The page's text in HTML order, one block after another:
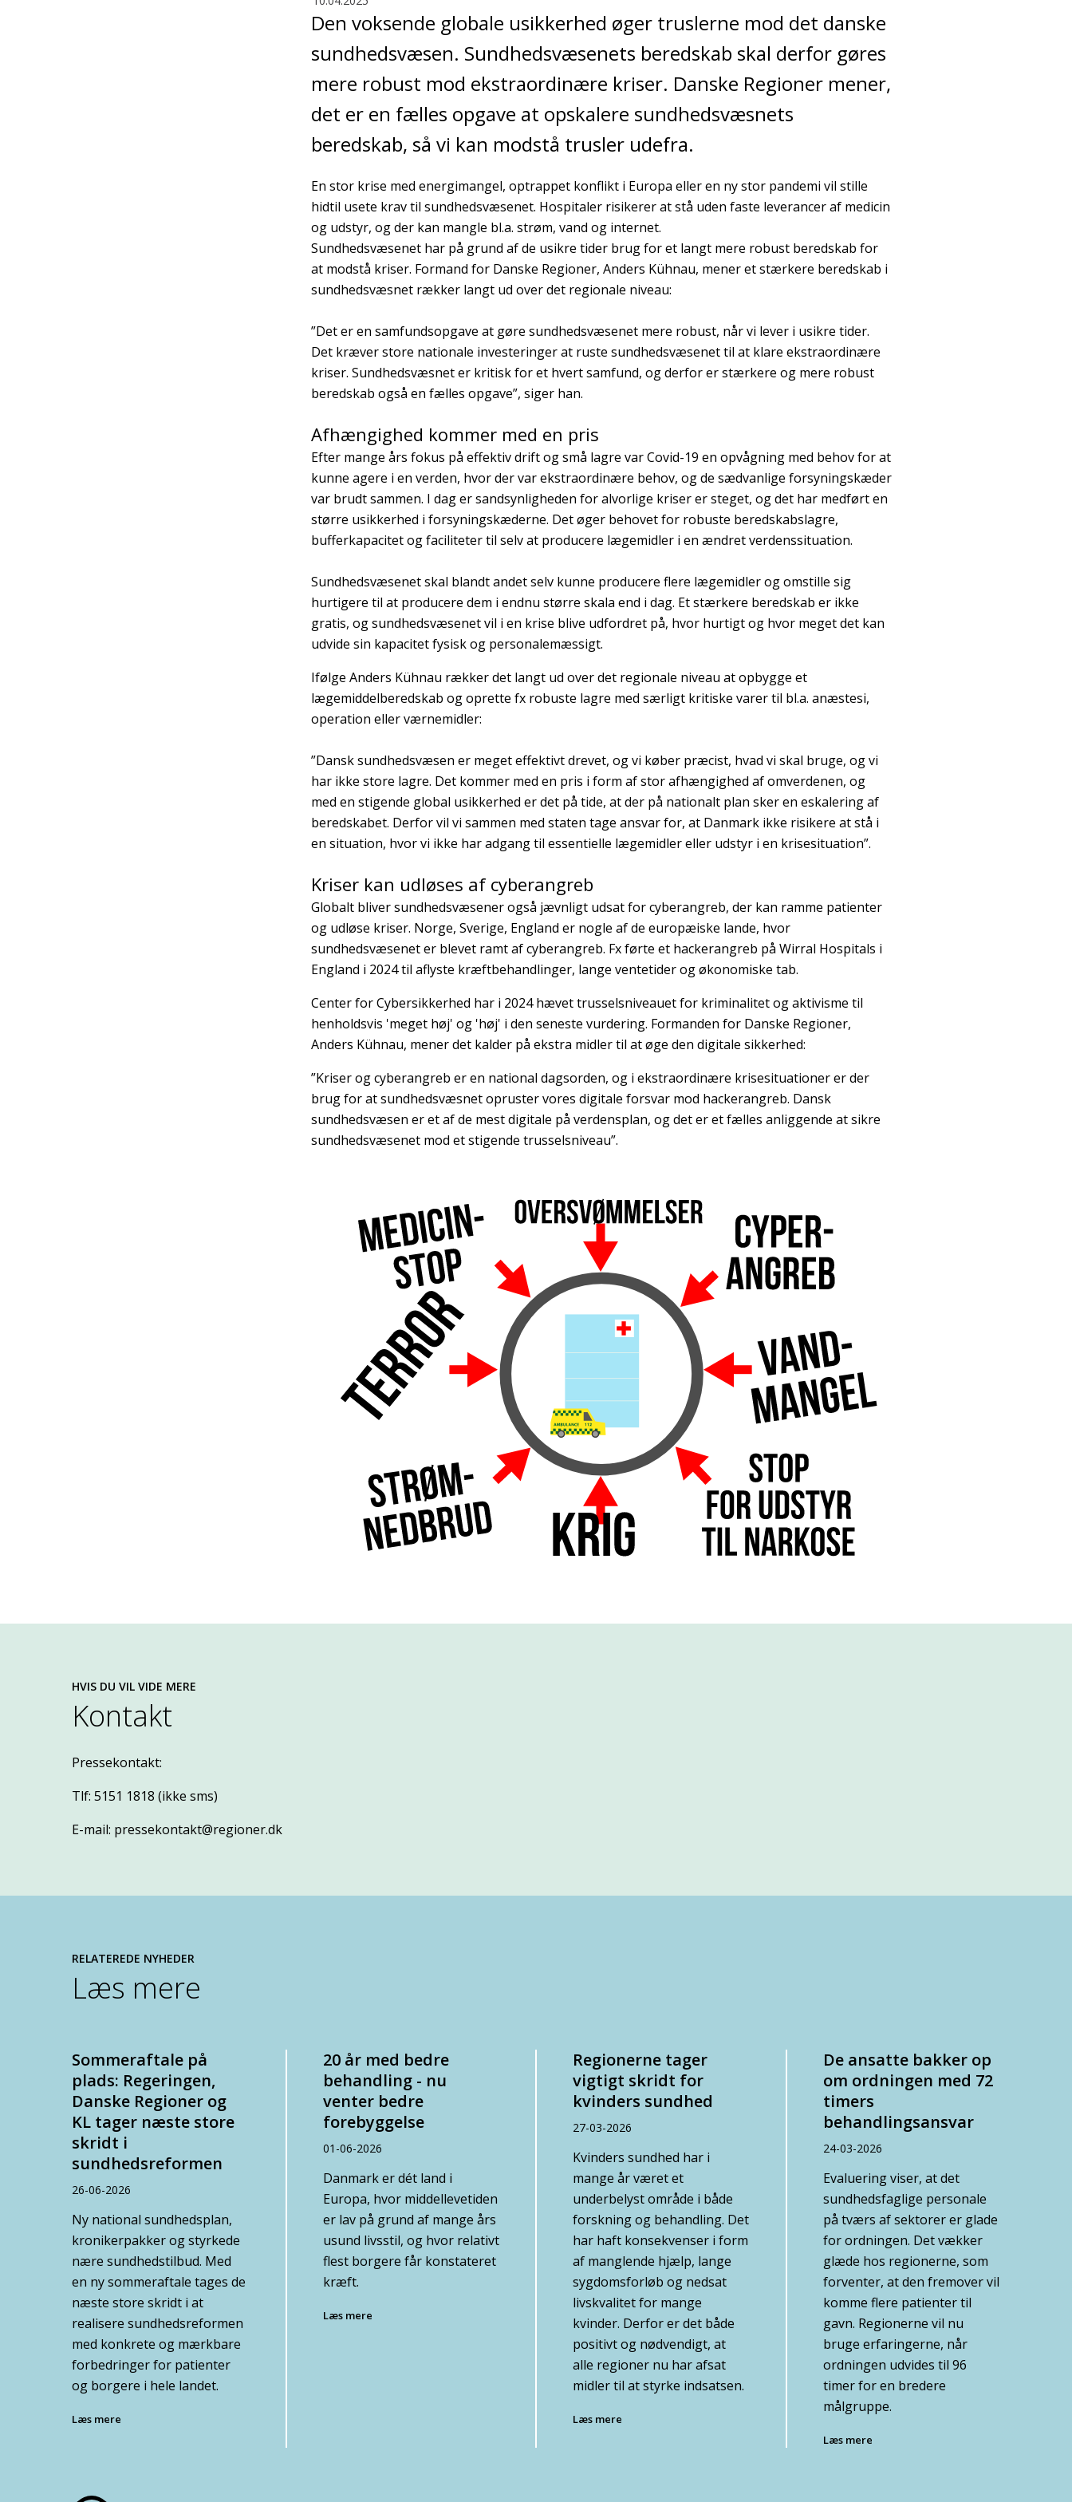
Den voksende globale usikkerhed øger truslerne mod det danske
sundhedsvæsen. Sundhedsvæsenets beredskab skal derfor gøres
mere robust mod ekstraordinære kriser. Danske Regioner mener,
det er en fælles opgave at opskalere sundhedsvæsnets
beredskab, så vi kan modstå trusler udefra.
En stor krise med energimangel, optrappet konflikt i Europa eller en ny stor pandemi vil stille
hidtil usete krav til sundhedsvæsenet. Hospitaler risikerer at stå uden faste leverancer af medicin
og udstyr, og der kan mangle bl.a. strøm, vand og internet.
Sundhedsvæsenet har på grund af de usikre tider brug for et langt mere robust beredskab for
at modstå kriser. Formand for Danske Regioner, Anders Kühnau, mener et stærkere beredskab i
sundhedsvæsnet rækker langt ud over det regionale niveau:
”Det er en samfundsopgave at gøre sundhedsvæsenet mere robust, når vi lever i usikre tider.
Det kræver store nationale investeringer at ruste sundhedsvæsenet til at klare ekstraordinære
kriser. Sundhedsvæsnet er kritisk for et hvert samfund, og derfor er stærkere og mere robust
beredskab også en fælles opgave”, siger han.
Afhængighed kommer med en pris
Efter mange års fokus på effektiv drift og små lagre var Covid-19 en opvågning med behov for at
kunne agere i en verden, hvor der var ekstraordinære behov, og de sædvanlige forsyningskæder
var brudt sammen. I dag er sandsynligheden for alvorlige kriser er steget, og det har medført en
større usikkerhed i forsyningskæderne. Det øger behovet for robuste beredskabslagre,
bufferkapacitet og faciliteter til selv at producere lægemidler i en ændret verdenssituation.
Sundhedsvæsenet skal blandt andet selv kunne producere flere lægemidler og omstille sig
hurtigere til at producere dem i endnu større skala end i dag. Et stærkere beredskab er ikke
gratis, og sundhedsvæsenet vil i en krise blive udfordret på, hvor hurtigt og hvor meget det kan
udvide sin kapacitet fysisk og personalemæssigt.
Ifølge Anders Kühnau rækker det langt ud over det regionale niveau at opbygge et
lægemiddelberedskab og oprette fx robuste lagre med særligt kritiske varer til bl.a. anæstesi,
operation eller værnemidler:
”Dansk sundhedsvæsen er meget effektivt drevet, og vi køber præcist, hvad vi skal bruge, og vi
har ikke store lagre. Det kommer med en pris i form af stor afhængighed af omverdenen, og
med en stigende global usikkerhed er det på tide, at der på nationalt plan sker en eskalering af
beredskabet. Derfor vil vi sammen med staten tage ansvar for, at Danmark ikke risikere at stå i
en situation, hvor vi ikke har adgang til essentielle lægemidler eller udstyr i en krisesituation”.
Kriser kan udløses af cyberangreb
Globalt bliver sundhedsvæsener også jævnligt udsat for cyberangreb, der kan ramme patienter
og udløse kriser. Norge, Sverige, England er nogle af de europæiske lande, hvor
sundhedsvæsenet er blevet ramt af cyberangreb. Fx førte et hackerangreb på Wirral Hospitals i
England i 2024 til aflyste kræftbehandlinger, lange ventetider og økonomiske tab.
Center for Cybersikkerhed har i 2024 hævet trusselsniveauet for kriminalitet og aktivisme til
henholdsvis 'meget høj' og 'høj' i den seneste vurdering. Formanden for Danske Regioner,
Anders Kühnau, mener det kalder på ekstra midler til at øge den digitale sikkerhed:
”Kriser og cyberangreb er en national dagsorden, og i ekstraordinære krisesituationer er der
brug for at sundhedsvæsnet opruster vores digitale forsvar mod hackerangreb. Dansk
sundhedsvæsen er et af de mest digitale på verdensplan, og det er et fælles anliggende at sikre
sundhedsvæsenet mod et stigende trusselsniveau”.
HVIS DU VIL VIDE MERE
Kontakt
Pressekontakt:
Tlf: 5151 1818 (ikke sms)
E-mail: pressekontakt@regioner.dk
RELATEREDE NYHEDER
Læs mere
Sommeraftale på
plads: Regeringen,
Danske Regioner og
KL tager næste store
skridt i
sundhedsreformen
26-06-2026
Ny national sundhedsplan,
kronikerpakker og styrkede
nære sundhedstilbud. Med
en ny sommeraftale tages de
næste store skridt i at
realisere sundhedsreformen
med konkrete og mærkbare
forbedringer for patienter
og borgere i hele landet.
Læs mere
20 år med bedre
behandling - nu
venter bedre
forebyggelse
01-06-2026
Danmark er dét land i
Europa, hvor middellevetiden
er lav på grund af mange års
usund livsstil, og hvor relativt
flest borgere får konstateret
kræft.
Læs mere
Regionerne tager
vigtigt skridt for
kvinders sundhed
27-03-2026
Kvinders sundhed har i
mange år været et
underbelyst område i både
forskning og behandling. Det
har haft konsekvenser i form
af manglende hjælp, lange
sygdomsforløb og nedsat
livskvalitet for mange
kvinder. Derfor er det både
positivt og nødvendigt, at
alle regioner nu har afsat
midler til at styrke indsatsen.
Læs mere
De ansatte bakker op
om ordningen med 72
timers
behandlingsansvar
24-03-2026
Evaluering viser, at det
sundhedsfaglige personale
på tværs af sektorer er glade
for ordningen. Det vækker
glæde hos regionerne, som
forventer, at den fremover vil
komme flere patienter til
gavn. Regionerne vil nu
bruge erfaringerne, når
ordningen udvides til 96
timer for en bredere
målgruppe.
Læs mere